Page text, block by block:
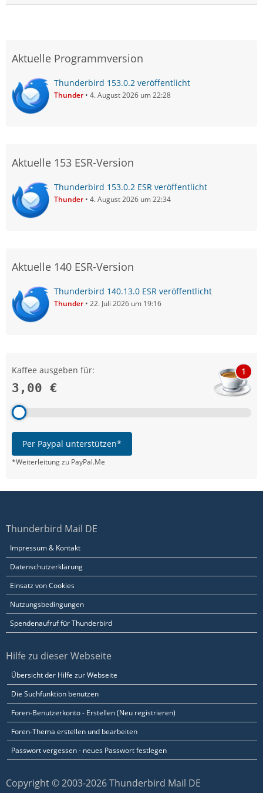
Aktuelle Programmversion
Thunderbird 153.0.2 veröffentlicht
Thunder 4. August 2026 um 22:28
Aktuelle 153 ESR-Version
Thunderbird 153.0.2 ESR veröffentlicht
Thunder 4. August 2026 um 22:34
Aktuelle 140 ESR-Version
Thunderbird 140.13.0 ESR veröffentlicht
Thunder 22. Juli 2026 um 19:16
Kaffee ausgeben für:
3,00 €
1
Per Paypal unterstützen*
*Weiterleitung zu PayPal.Me
Thunderbird Mail DE
Impressum & Kontakt
Datenschutzerklärung
Einsatz von Cookies
Nutzungsbedingungen
Spendenaufruf für Thunderbird
Hilfe zu dieser Webseite
Übersicht der Hilfe zur Webseite
Die Suchfunktion benutzen
Foren-Benutzerkonto - Erstellen (Neu registrieren)
Foren-Thema erstellen und bearbeiten
Passwort vergessen - neues Passwort festlegen
Copyright © 2003-2026 Thunderbird Mail DE